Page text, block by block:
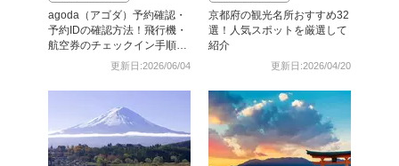
agoda（アゴダ）予約確認・
予約IDの確認方法！飛行機・
航空券のチェックイン手順と
照会番号の調べ方も更新日:2026/06/04
京都府の観光名所おすすめ32
選！人気スポットを厳選して
紹介
更新日:2026/04/20